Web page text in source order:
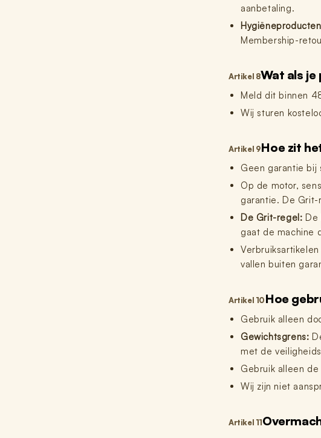
aanbetaling.
Membership-
Artikel 8Wat als
Meld dit binnen
Wij sturen
Artikel 9Hoe zit
Geen garantie bij
Op de motor,
garantie. De
De Grit-regel: De
gaat de machine
vallen buiten
Artikel 10Hoe
Gebruik alleen
Gewichtsgrens:
met de
Gebruik alleen
Wij zijn niet
Artikel 11